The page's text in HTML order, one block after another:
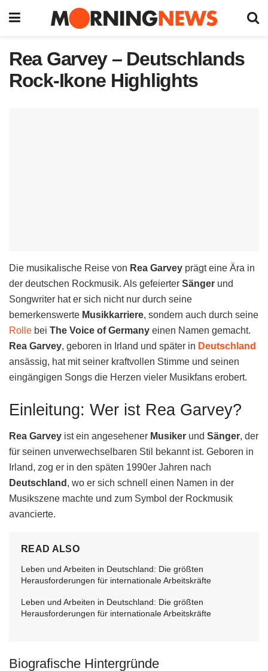
Rea Garvey – Deutschlands
Rock-Ikone Highlights
Die musikalische Reise von Rea Garvey prägt eine Ära in
der deutschen Rockmusik. Als gefeierter Sänger und
Songwriter hat er sich nicht nur durch seine
bemerkenswerte Musikkarriere, sondern auch durch seine
Rolle bei The Voice of Germany einen Namen gemacht.
Rea Garvey, geboren in Irland und später in Deutschland
ansässig, hat mit seiner kraftvollen Stimme und seinen
eingängigen Songs die Herzen vieler Musikfans erobert.
Einleitung: Wer ist Rea Garvey?
Rea Garvey ist ein angesehener Musiker und Sänger, der
für seinen unverwechselbaren Stil bekannt ist. Geboren in
Irland, zog er in den späten 1990er Jahren nach
Deutschland , wo er sich schnell einen Namen in der
Musikszene machte und zum Symbol der Rockmusik
avancierte.
READ ALSO
Leben und Arbeiten in Deutschland: Die größten
Herausforderungen für internationale Arbeitskräfte
Leben und Arbeiten in Deutschland: Die größten
Herausforderungen für internationale Arbeitskräfte
Biografische Hintergründe